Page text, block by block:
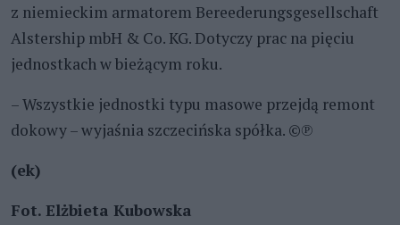
z niemieckim armatorem Bereederungsgesellschaft
Alstership mbH & Co. KG. Dotyczy prac na pięciu
jednostkach w bieżącym roku.
– Wszystkie jednostki typu masowe przejdą remont
dokowy – wyjaśnia szczecińska spółka. ©℗
(ek)
Fot. Elżbieta Kubowska